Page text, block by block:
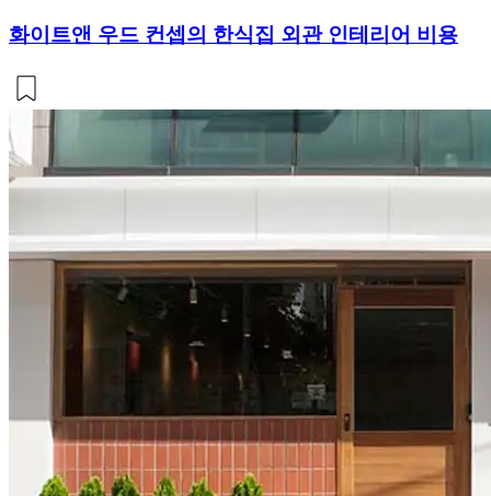
화이트앤 우드 컨셉의 한식집 외관 인테리어 비용